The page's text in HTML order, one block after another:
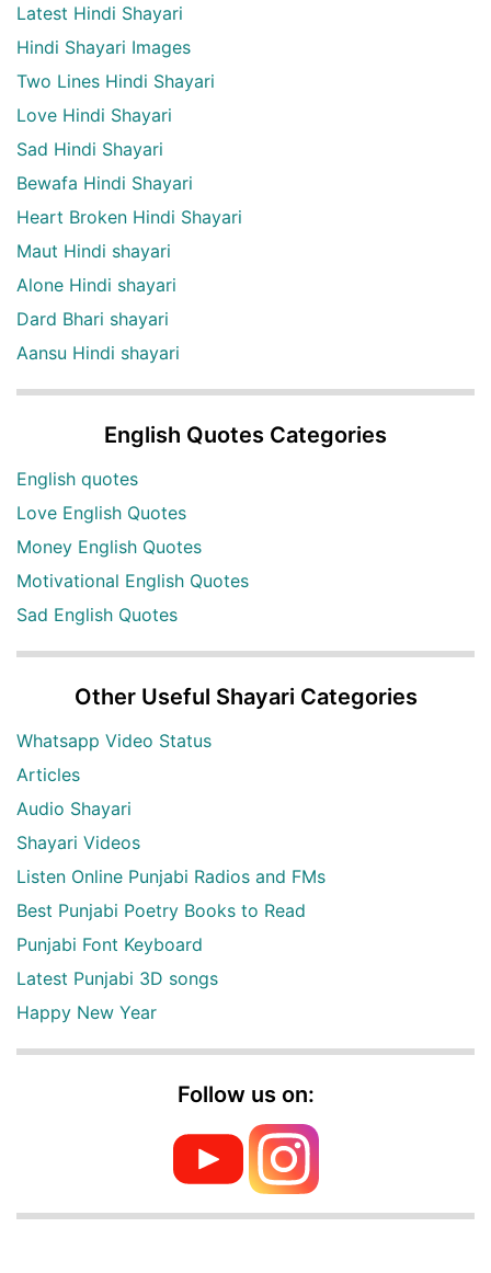
Latest Hindi Shayari
Hindi Shayari Images
Two Lines Hindi Shayari
Love Hindi Shayari
Sad Hindi Shayari
Bewafa Hindi Shayari
Heart Broken Hindi Shayari
Maut Hindi shayari
Alone Hindi shayari
Dard Bhari shayari
Aansu Hindi shayari
English Quotes Categories
English quotes
Love English Quotes
Money English Quotes
Motivational English Quotes
Sad English Quotes
Other Useful Shayari Categories
Whatsapp Video Status
Articles
Audio Shayari
Shayari Videos
Listen Online Punjabi Radios and FMs
Best Punjabi Poetry Books to Read
Punjabi Font Keyboard
Latest Punjabi 3D songs
Happy New Year
Follow us on: